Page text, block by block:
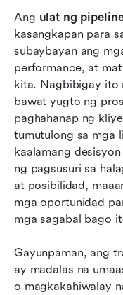
Ang ulat ng
kasangkapan para
subaybayan ang
performance, at
kita. Nagbibigay ito
bawat yugto ng
paghahanap ng
tumutulong sa mga
kaalamang
ng pagsusuri sa
at posibilidad,
mga oportunidad
mga sagabal bago
Gayunpaman, ang
ay madalas na
o magkakahiwalay
real-time na pag-
Bonus: Mga
ulat ng Pipeline
Bakit mahalaga
sa mga sales
Konklusyon
Mga Madalas
Kaugnay na